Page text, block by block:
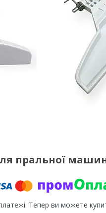
пральної
платежі. Тепер ви можете